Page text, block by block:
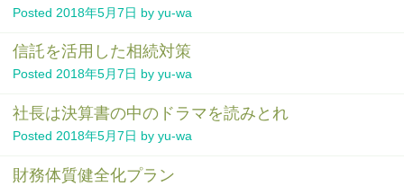
Posted 2018年5月7日 by yu-wa
信託を活用した相続対策
Posted 2018年5月7日 by yu-wa
社長は決算書の中のドラマを読みとれ
Posted 2018年5月7日 by yu-wa
財務体質健全化プラン